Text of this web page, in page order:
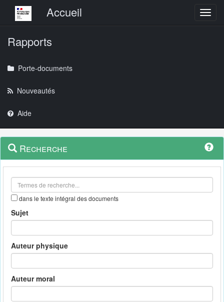
Menu principalAccueil
Rapports
Porte-documents
Nouveautés
Aide
Navigation
outils
Menu
contextuel
Recherche
dans le texte intégral des documents
Sujet
Auteur physique
Auteur moral